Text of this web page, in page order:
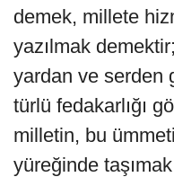
demek, millete
yazılmak
yardan ve serden
türlü fedakarlığı
milletin, bu
yüreğinde